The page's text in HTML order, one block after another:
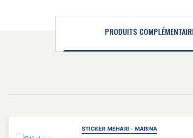
PRODUITS
STICKER MÉHARI - MARINA